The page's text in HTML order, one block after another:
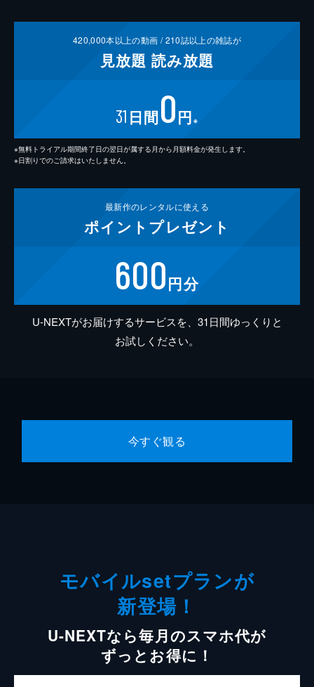
420,000本以上の動画 /210誌以上の雑誌が
見放題 読み放題
31 日間0円 ※
※無料トライアル期間終了日の翌日が属する月から月額料金が発生します。
※日割りでのご請求はいたしません。
最新作のレンタルに使える
ポイント プレゼント
600円分
U-NEXTがお届けするサービスを、31日間ゆっくりと
お試しください。
今すぐ観る
モバイルsetプランが
新登場！
U-NEXTなら毎月のスマホ代が
ずっとお得に！